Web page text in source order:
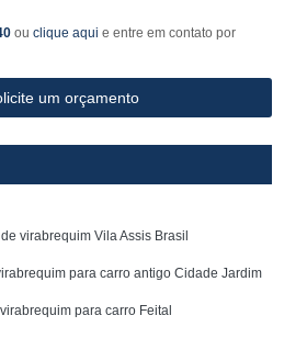
ouclique aqui e entre em contato por
um orçamento
virabrequim Vila Assis Brasil
para carro antigo Cidade Jardim
para carro Feital